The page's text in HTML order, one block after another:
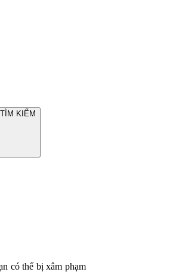
TÌM KIẾM
có thể bị xâm phạm